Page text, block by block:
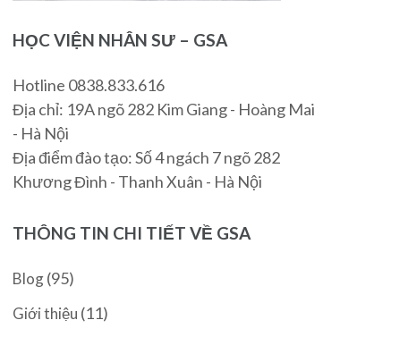
HỌC VIỆN NHÂN SƯ – GSA
Hotline 0838.833.616
Địa chỉ: 19A ngõ 282 Kim Giang - Hoàng Mai
- Hà Nội
Địa điểm đào tạo: Số 4 ngách 7 ngõ 282
Khương Đình - Thanh Xuân - Hà Nội
THÔNG TIN CHI TIẾT VỀ GSA
Blog(95)
Giới thiệu (11)